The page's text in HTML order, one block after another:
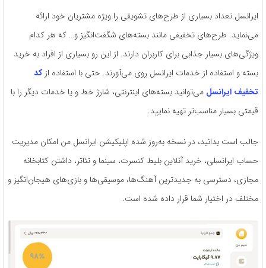
ایرانسل تعداد بسیاری از طرح‌های تشویقی را ویژه مشتریان خود ارائه
می‌نماید. طرح‌های تخفیفی مانند بسته‌های شگفت‌انگیز و… که هر کدام
ویژگی‌های بسیار جذابی برای کاربران دارند. از این رو بسیاری از افراد به خرید
بسته و استفاده از خدمات ایرانسل روی می‌آورند. حتی با استفاده ازکد
تخفیف ایرانسل می‌توانید بسته‌های اینترنتی، شارژ خط و یا خدمات دیگر را با
قیمتی بسیار مناسب‌تر تهیه نمایید.
جالب است بدانید، در نسخه‌ به‌روز شده اپلیکیشن‌ ایرانسل‌ من امکان مدیریت
حساب ایرانسلی، خرید آنلاین بلیط کنسرت، سینما و تئاتر، داشتن کتابخانه
مجازی، دسترسی به جدیدترین آهنگ‌ها، موسیقی‌ها و بازی‌های هیجان‌انگیز و
مختلف در اختیار شما قرار داده شده است.